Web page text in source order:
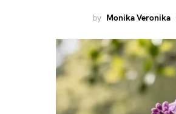
by Monika Veronika